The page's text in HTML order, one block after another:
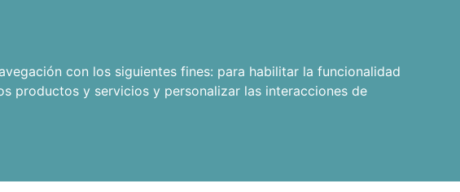
con los siguientes fines: para habilitar la funcionalidad
productos y servicios y personalizar las interacciones de